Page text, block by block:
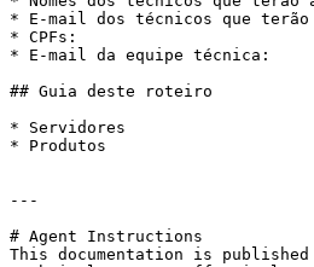
* E-mail dos técnicos que terão
* CPFs:
* E-mail da equipe técnica:
## Guia deste roteiro
* Servidores
* Produtos
---
# Agent Instructions
This documentation is